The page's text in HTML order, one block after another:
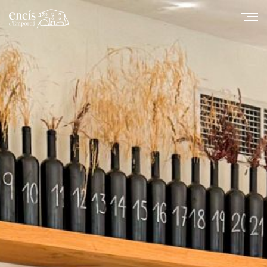
Solicita más información
Modificar cookies
Técnicas y funcionales
Siempre activas